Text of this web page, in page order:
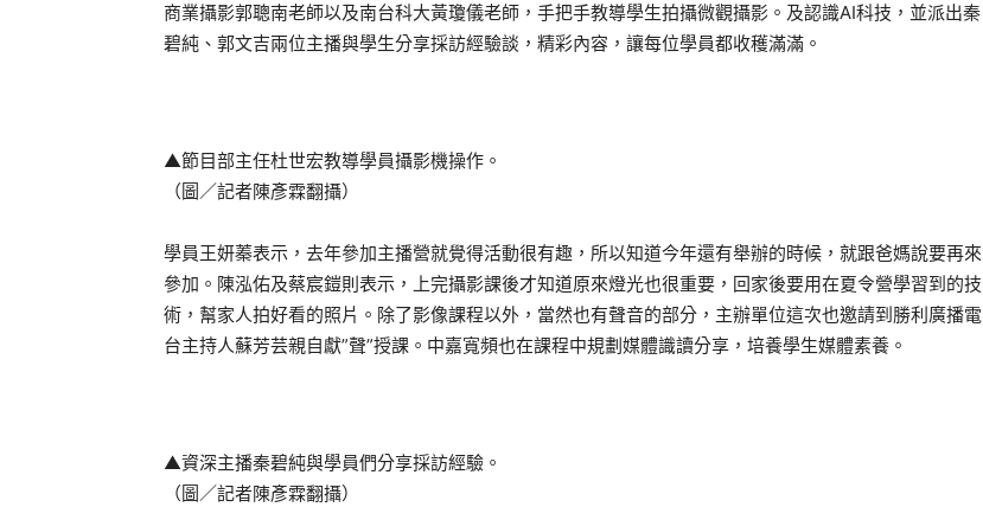
商業攝影郭聰南老師以及南台科大黃瓊儀老師，手把手教導學生拍攝微觀攝影。及認識AI科技，並派出秦
碧純、郭文吉兩位主播與學生分享採訪經驗談，精彩內容，讓每位學員都收穫滿滿。
▲節目部主任杜世宏教導學員攝影機操作。
（圖／記者陳彥霖翻攝）
學員王妍蓁表示，去年參加主播營就覺得活動很有趣，所以知道今年還有舉辦的時候，就跟爸媽說要再來
參加。陳泓佑及蔡宸鎧則表示，上完攝影課後才知道原來燈光也很重要，回家後要用在夏令營學習到的技
術，幫家人拍好看的照片。除了影像課程以外，當然也有聲音的部分，主辦單位這次也邀請到勝利廣播電
台主持人蘇芳芸親自獻”聲”授課。中嘉寬頻也在課程中規劃媒體識讀分享，培養學生媒體素養。
▲資深主播秦碧純與學員們分享採訪經驗。
（圖／記者陳彥霖翻攝）